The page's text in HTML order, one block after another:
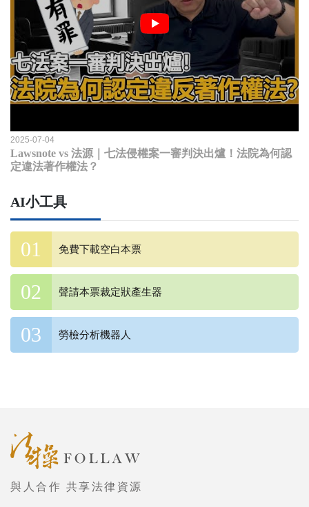
2025-07-04
Lawsnote vs 法源｜七法侵權案一審判決出爐！法院為何認
定違法著作權法？
AI小工具
免費下載空白本票
聲請本票裁定狀產生器
勞檢分析機器人
與人合作 共享法律資源